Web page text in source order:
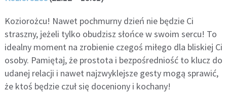
Koziorożcu! Nawet pochmurny dzień nie będzie Ci
straszny, jeżeli tylko obudzisz słońce w swoim sercu! To
idealny moment na zrobienie czegoś miłego dla bliskiej Ci
osoby. Pamiętaj, że prostota i bezpośredniość to klucz do
udanej relacji i nawet najzwyklejsze gesty mogą sprawić,
że ktoś będzie czuł się doceniony i kochany!